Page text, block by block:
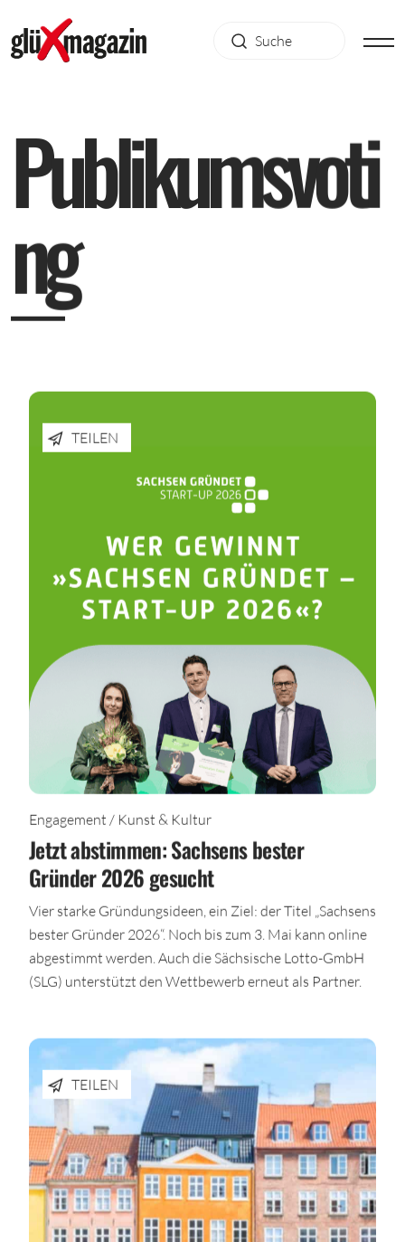
Publikumsvoti
ng
TEILEN
Engagement / Kunst & Kultur
Jetzt abstimmen: Sachsens bester
Gründer 2026 gesucht
Vier starke Gründungsideen, ein Ziel: der Titel „Sachsens
bester Gründer 2026“. Noch bis zum 3. Mai kann online
abgestimmt werden. Auch die Sächsische Lotto-GmbH
(SLG) unterstützt den Wettbewerb erneut als Partner.
TEILEN